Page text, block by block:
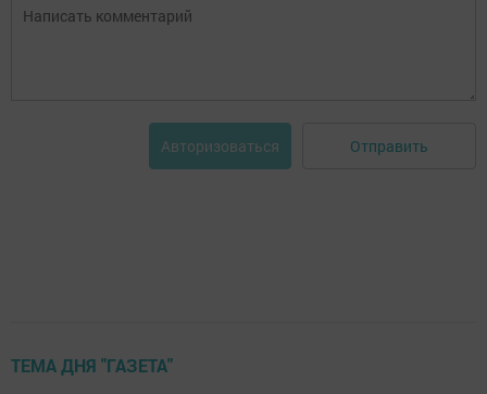
Авторизоваться Отправить
ТЕМА ДНЯ "ГАЗЕТА"